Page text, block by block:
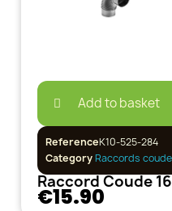
Add to basket
ReferenceK10-525-284
CategoryRaccords
€15.90